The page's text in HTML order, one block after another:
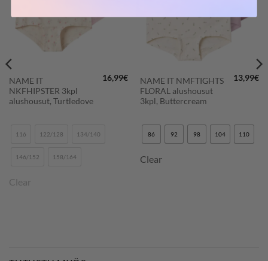
NAME IT
NKFHIPSTER 3kpl
alushousut, Turtledove
16,99€
116 122/128 134/140
146/152 158/164
Clear
NAME IT NMFTIGHTS
FLORAL alushousut
3kpl, Buttercream
13,99€
86 92 98 104 110
Clear